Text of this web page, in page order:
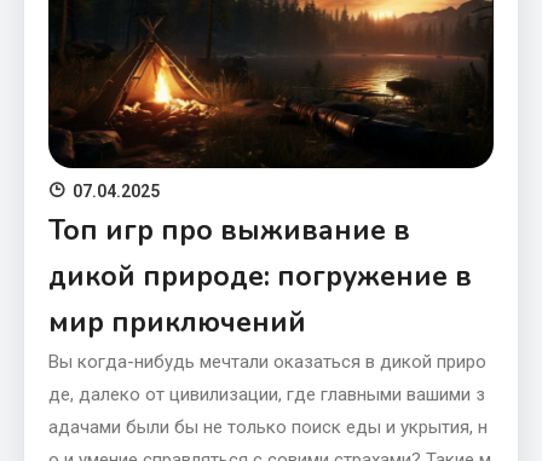
07.04.2025
Топ игр про выживание в
дикой природе: погружение в
мир приключений
Вы когда-нибудь мечтали оказаться в дикой приро
де, далеко от цивилизации, где главными вашими з
адачами были бы не только поиск еды и укрытия, н